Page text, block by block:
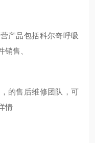
产品包括科尔奇呼吸
售、
的售后维修团队，可
情